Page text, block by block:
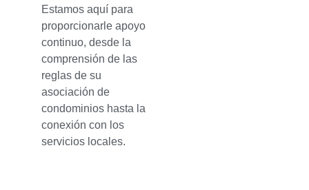
Estamos aquí para
proporcionarle apoyo
continuo, desde la
comprensión de las
reglas de su
asociación de
condominios hasta la
conexión con los
servicios locales.